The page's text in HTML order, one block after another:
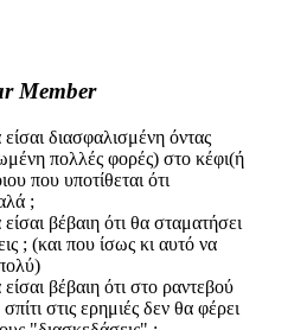
Member
διασφαλισμένη όντας
πολλές φορές) στο κέφι(ή
που υποτίθεται ότι
;
βέβαιη ότι θα σταματήσει
; (και που ίσως κι αυτό να
βέβαιη ότι στο ραντεβού
στις ερημιές δεν θα φέρει